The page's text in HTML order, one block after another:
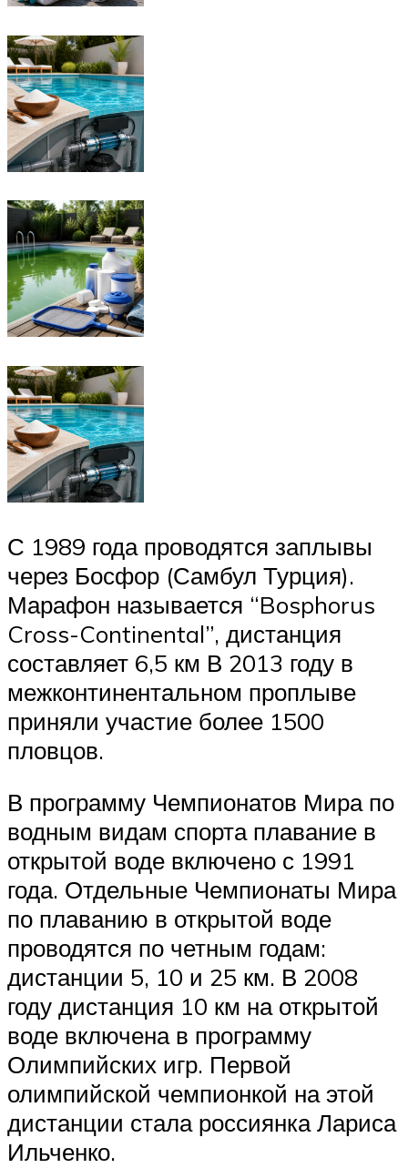
С 1989 года проводятся заплывы
через Босфор (Самбул Турция).
Марафон называется “Bosphorus
Cross-Continental”, дистанция
составляет 6,5 км В 2013 году в
межконтинентальном проплыве
приняли участие более 1500
пловцов.
В программу Чемпионатов Мира по
водным видам спорта плавание в
открытой воде включено с 1991
года. Отдельные Чемпионаты Мира
по плаванию в открытой воде
проводятся по четным годам:
дистанции 5, 10 и 25 км. В 2008
году дистанция 10 км на открытой
воде включена в программу
Олимпийских игр. Первой
олимпийской чемпионкой на этой
дистанции стала россиянка Лариса
Ильченко.